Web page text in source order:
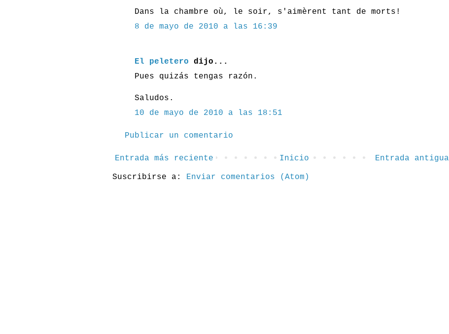
Dans la chambre où, le soir, s'aimèrent tant de morts!
8 de mayo de 2010 a las 16:39
El peletero dijo...
Pues quizás tengas razón.
Saludos.
10 de mayo de 2010 a las 18:51
Publicar un comentario
Entrada más reciente Entrada antigua
Inicio
Suscribirse a: Enviar comentarios (Atom)